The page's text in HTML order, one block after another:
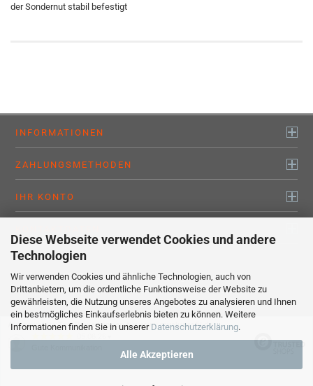
Diese Webseite verwendet Cookies und andere
Technologien
Wir verwenden Cookies und ähnliche Technologien, auch von
Drittanbietern, um die ordentliche Funktionsweise der Website zu
gewährleisten, die Nutzung unseres Angebotes zu analysieren und Ihnen
ein bestmögliches Einkaufserlebnis bieten zu können. Weitere
Informationen finden Sie in unserer Datenschutzerklärung.
Alle Akzeptieren
der Sondernut stabil befestigt
INFORMATIONEN
ZAHLUNGSMETHODEN
IHR KONTO
Alle Preise sind inkl. MwSt., zzgl.Versandkosten
myaluprofil – Willkommen bei den Profis !
Webshop erstellenmit Gambio.de © 2020
Ausgewählte Top-Bewertungen für www.myaluprofil.de